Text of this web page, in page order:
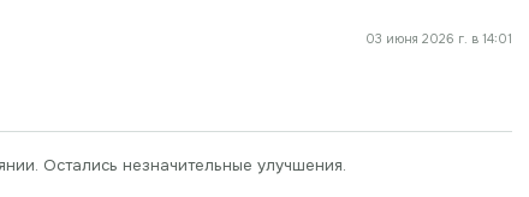
03 июня 2026 г. в 14:01
Остались незначительные улучшения.